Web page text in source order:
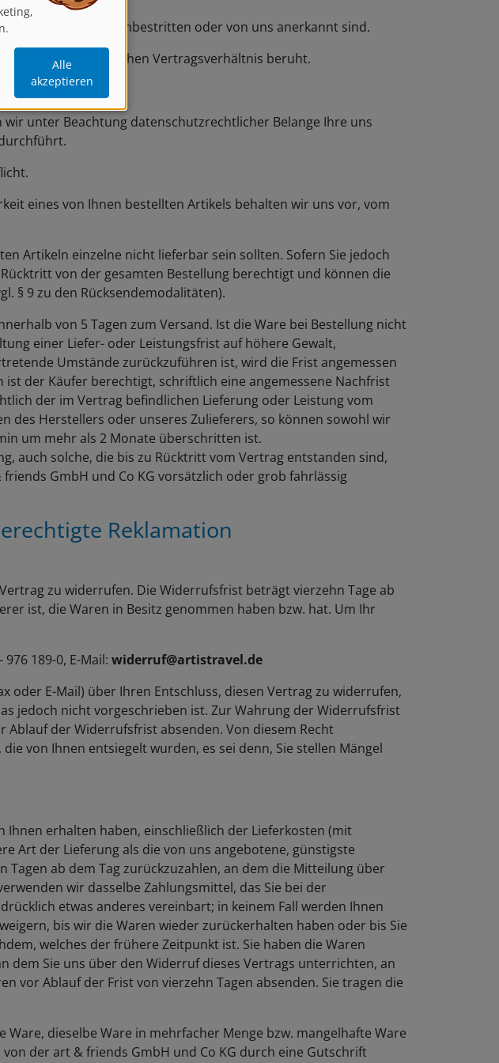
festgestellt, unbestritten oder von uns anerkannt sind.
auf dem gleichen Vertragsverhältnis beruht.
unter Beachtung datenschutzrechtlicher Belange Ihre uns
eines von Ihnen bestellten Artikels behalten wir uns vor, vom
Artikeln einzelne nicht lieferbar sein sollten. Sofern Sie jedoch
von der gesamten Bestellung berechtigt und können die
§ 9 zu den Rücksendemodalitäten).
von 5 Tagen zum Versand. Ist die Ware bei Bestellung nicht
einer Liefer- oder Leistungsfrist auf höhere Gewalt,
Umstände zurückzuführen ist, wird die Frist angemessen
der Käufer berechtigt, schriftlich eine angemessene Nachfrist
der im Vertrag befindlichen Lieferung oder Leistung vom
des Herstellers oder unseres Zulieferers, so können sowohl wir
um mehr als 2 Monate überschritten ist.
auch solche, die bis zu Rücktritt vom Vertrag entstanden sind,
GmbH und Co KG vorsätzlich oder grob fahrlässig
Reklamation
zu widerrufen. Die Widerrufsfrist beträgt vierzehn Tage ab
ist, die Waren in Besitz genommen haben bzw. hat. Um Ihr
189-0, E-Mail: widerruf@artistravel.de
E-Mail) über Ihren Entschluss, diesen Vertrag zu widerrufen,
jedoch nicht vorgeschrieben ist. Zur Wahrung der Widerrufsfrist
der Widerrufsfrist absenden. Von diesem Recht
die von Ihnen entsiegelt wurden, es sei denn, Sie stellen Mängel
Ihnen erhalten haben, einschließlich der Lieferkosten (mit
Art der Lieferung als die von uns angebotene, günstigste
ab dem Tag zurückzuzahlen, an dem die Mitteilung über
wir dasselbe Zahlungsmittel, das Sie bei der
etwas anderes vereinbart; in keinem Fall werden Ihnen
bis wir die Waren wieder zurückerhalten haben oder bis Sie
welches der frühere Zeitpunkt ist. Sie haben die Waren
dem Sie uns über den Widerruf dieses Vertrags unterrichten, an
vor Ablauf der Frist von vierzehn Tagen absenden. Sie tragen die
dieselbe Ware in mehrfacher Menge bzw. mangelhafte Ware
der art & friends GmbH und Co KG durch eine Gutschrift
akzeptieren